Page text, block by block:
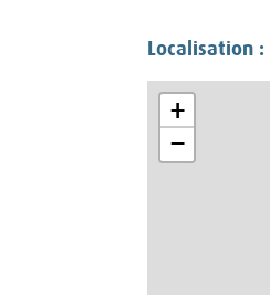
Localisation :
+
−